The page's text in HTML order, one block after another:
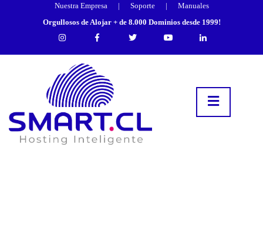
Nuestra Empresa | Soporte |
Manuales
Orgullosos de Alojar + de 8.000 Dominios desde 1999!